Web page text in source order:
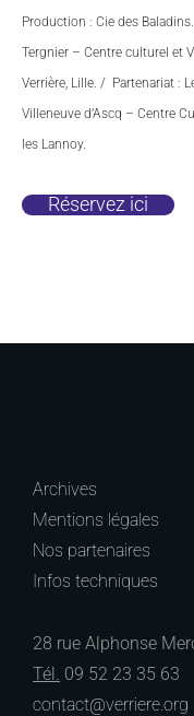
Production : Cie des
Tergnier – Centre culturel et
Verrière, Lille. / Partenariat :
Villeneuve d’Ascq – Centre
les Lannoy.
Réservez ici
Archives
Mentions légales
Nos partenaires
Infos techniques
28 rue Alphonse
Tél. 09 52 23 35 63
contact@verriere.org